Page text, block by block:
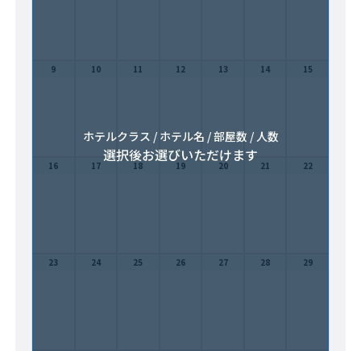
ホテルクラス / ホテル名 / 部屋数 / 人数
選択後お選びいただけます
9 10 11 12 13 14 15
16 17 18 19 20 21 22
23 24 25 26 27 28 29